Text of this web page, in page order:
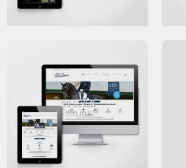
OO SEVEN
ONLINE